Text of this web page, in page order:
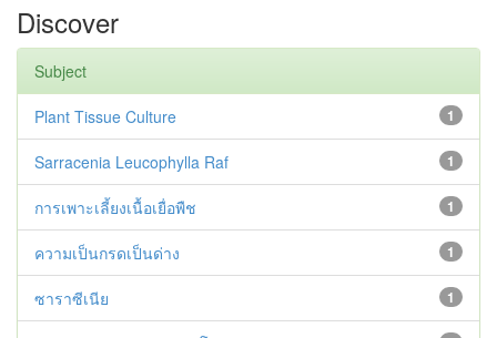
Discover
Subject
1
Plant Tissue Culture
1
Sarracenia Leucophylla Raf
1
การเพาะเลี้ยงเนื้อเยื่อพืช
1
ความเป็นกรดเป็นด่าง
1
ซาราซีเนีย